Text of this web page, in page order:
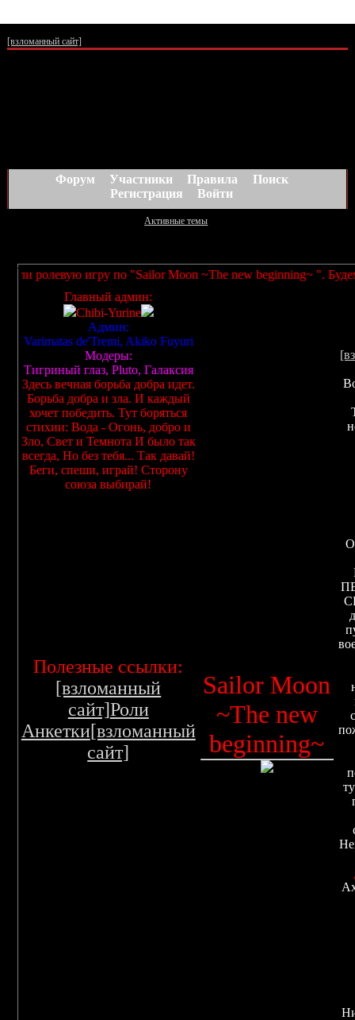
[взломанный сайт]
Форум Участники Правила
Поиск
Регистрация
Войти
Активные темы
игру по "Sailor Moon ~The new beginning~ ". Будем
Главный админ:
Chibi-Yurine
Админ:
Varimatas de'Tremi, Akiko Fuyuri
Модеры:
Тигриный глаз, Pluto, Галаксия
Здесь вечная борьба добра идет.
Борьба добра и зла. И каждый
хочет победить. Тут боряться
стихии: Вода - Огонь, добро и
Зло, Свет и Темнота И было так
всегда, Но без тебя... Так давай!
Беги, спеши, играй! Сторону
союза выбирай!
Sailor Moon
~The new
beginning~
Полезные ссылки:
[взломанный
сайт]Роли
Анкетки[взломанный
сайт]